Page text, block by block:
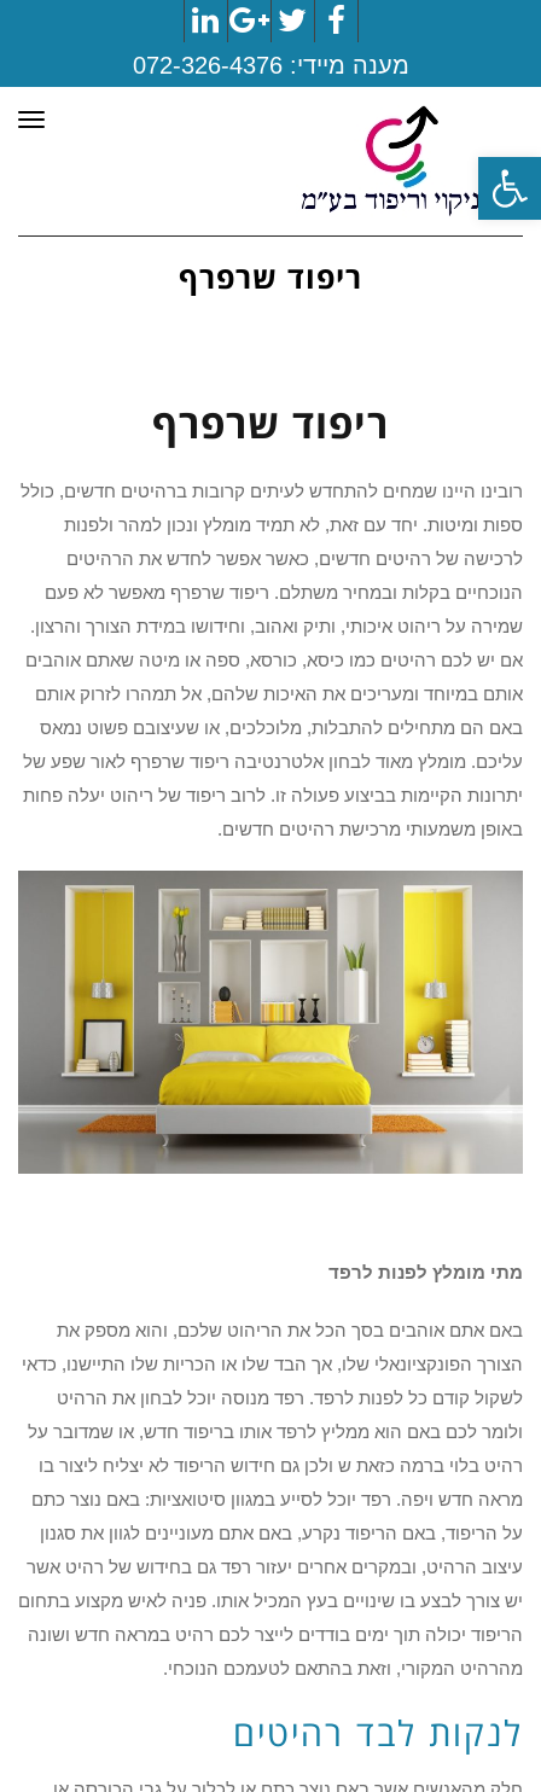
פתח סרגל נגישות
Facebook
Twitter
Google+
LinkedIn
מענה מיידי:072-326-4376
ריפוד שרפרף
ריפוד שרפרף
רובינו היינו שמחים להתחדש לעיתים קרובות ברהיטים חדשים, כולל
ספות ומיטות. יחד עם זאת, לא תמיד מומלץ ונכון למהר ולפנות
לרכישה של רהיטים חדשים, כאשר אפשר לחדש את הרהיטים
הנוכחיים בקלות ובמחיר משתלם. ריפוד שרפרף מאפשר לא פעם
שמירה על ריהוט איכותי, ותיק ואהוב, וחידושו במידת הצורך והרצון.
אם יש לכם רהיטים כמו כיסא, כורסא, ספה או מיטה שאתם אוהבים
אותם במיוחד ומעריכים את האיכות שלהם, אל תמהרו לזרוק אותם
באם הם מתחילים להתבלות, מלוכלכים, או שעיצובם פשוט נמאס
עליכם. מומלץ מאוד לבחון אלטרנטיבה ריפוד שרפרף לאור שפע של
יתרונות הקיימות בביצוע פעולה זו. לרוב ריפוד של ריהוט יעלה פחות
באופן משמעותי מרכישת רהיטים חדשים.
מתי מומלץ לפנות לרפד
באם אתם אוהבים בסך הכל את הריהוט שלכם, והוא מספק את
הצורך הפונקציונאלי שלו, אך הבד שלו או הכריות שלו התיישנו, כדאי
לשקול קודם כל לפנות לרפד. רפד מנוסה יוכל לבחון את הרהיט
ולומר לכם באם הוא ממליץ לרפד אותו בריפוד חדש, או שמדובר על
רהיט בלוי ברמה כזאת ש ולכן גם חידוש הריפוד לא יצליח ליצור בו
מראה חדש ויפה. רפד יוכל לסייע במגוון סיטואציות: באם נוצר כתם
על הריפוד, באם הריפוד נקרע, באם אתם מעוניינים לגוון את סגנון
עיצוב הרהיט, ובמקרים אחרים יעזור רפד גם בחידוש של רהיט אשר
יש צורך לבצע בו שינויים בעץ המכיל אותו. פניה לאיש מקצוע בתחום
הריפוד יכולה תוך ימים בודדים לייצר לכם רהיט במראה חדש ושונה
מהרהיט המקורי, וזאת בהתאם לטעמכם הנוכחי.
לנקות לבד רהיטים